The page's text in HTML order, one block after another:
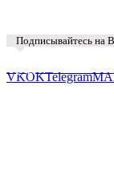
Подписывайтесь на
VKOKTelegram